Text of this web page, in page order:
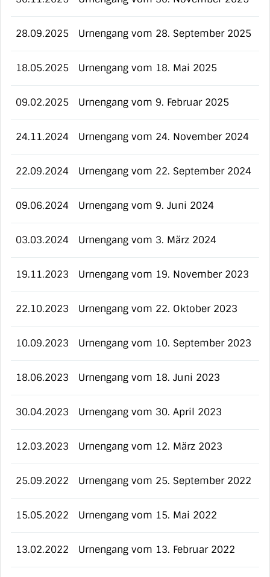
28.09.2025 Urnengang vom 28. September 2025
18.05.2025 Urnengang vom 18. Mai 2025
09.02.2025 Urnengang vom 9. Februar 2025
24.11.2024 Urnengang vom 24. November 2024
22.09.2024 Urnengang vom 22. September 2024
09.06.2024 Urnengang vom 9. Juni 2024
03.03.2024 Urnengang vom 3. März 2024
19.11.2023 Urnengang vom 19. November 2023
22.10.2023 Urnengang vom 22. Oktober 2023
10.09.2023 Urnengang vom 10. September 2023
18.06.2023 Urnengang vom 18. Juni 2023
30.04.2023 Urnengang vom 30. April 2023
12.03.2023 Urnengang vom 12. März 2023
25.09.2022 Urnengang vom 25. September 2022
15.05.2022 Urnengang vom 15. Mai 2022
13.02.2022 Urnengang vom 13. Februar 2022